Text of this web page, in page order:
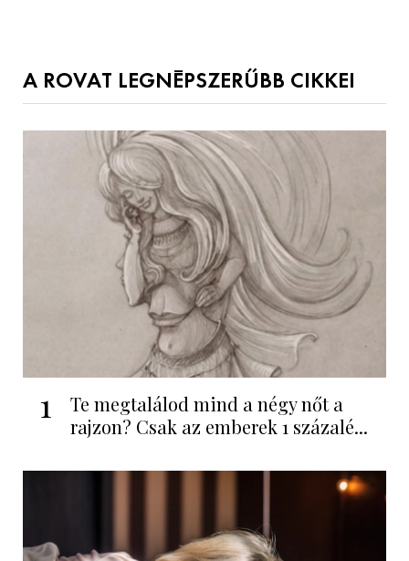
A ROVAT LEGNÉPSZERŰBB CIKKEI
1
Te megtalálod mind a négy nőt a
rajzon? Csak az emberek 1 százalé...